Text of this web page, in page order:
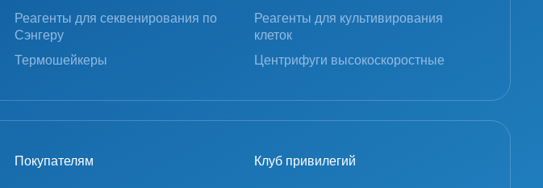
Реагенты для секвенирования по
Сэнгеру
Реагенты для культивирования
клеток
Термошейкеры Центрифуги высокоскоростные
Покупателям Клуб привилегий